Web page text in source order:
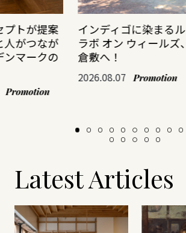
プトが提案
人がつなが
ンマークの
Promotion
インディゴに染まるル
ラボ オン ウィールズ、
倉敷へ！
2026.08.07 Promotion
Latest Articles